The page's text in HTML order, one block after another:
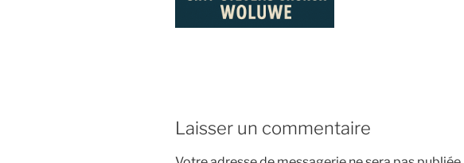
Laisser un commentaire